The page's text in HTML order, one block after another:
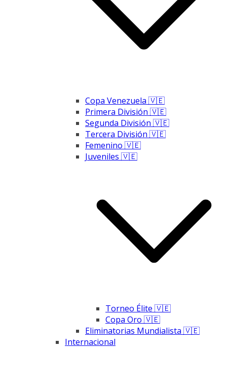
Copa Venezuela 🇻🇪
Primera División 🇻🇪
Segunda División 🇻🇪
Tercera División 🇻🇪
Femenino 🇻🇪
Juveniles 🇻🇪
Torneo Élite 🇻🇪
Copa Oro 🇻🇪
Eliminatorias Mundialista 🇻🇪
Internacional